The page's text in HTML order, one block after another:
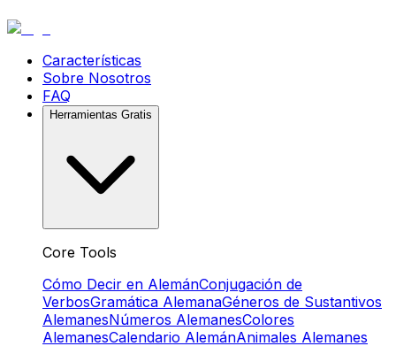
Características
Sobre Nosotros
FAQ
Herramientas Gratis
Core Tools
Cómo Decir en AlemánConjugación de
VerbosGramática AlemanaGéneros de Sustantivos
AlemanesNúmeros AlemanesColores
AlemanesCalendario AlemánAnimales Alemanes